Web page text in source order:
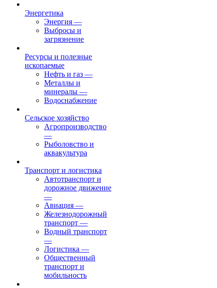
Энергетика
Энергия —
Выбросы и
загрязнение
Ресурсы и полезные
ископаемые
Нефть и газ —
Металлы и
минералы —
Водоснабжение
Сельское хозяйство
Агропроизводство
—
Рыболовство и
аквакультура
Транспорт и логистика
Автотранспорт и
дорожное движение
—
Авиация —
Железнодорожный
транспорт —
Водный транспорт
—
Логистика —
Общественный
транспорт и
мобильность